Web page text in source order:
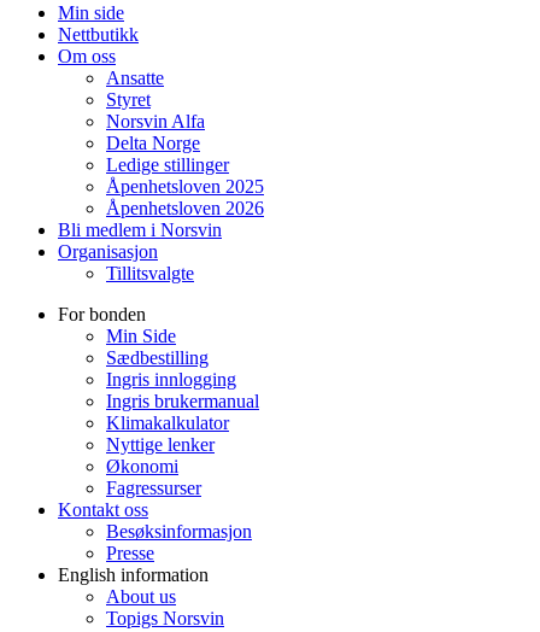
Min side
Nettbutikk
Om oss
Ansatte
Styret
Norsvin Alfa
Delta Norge
Ledige stillinger
Åpenhetsloven 2025
Åpenhetsloven 2026
Bli medlem i Norsvin
Organisasjon
Tillitsvalgte
For bonden
Min Side
Sædbestilling
Ingris innlogging
Ingris brukermanual
Klimakalkulator
Nyttige lenker
Økonomi
Fagressurser
Kontakt oss
Besøksinformasjon
Presse
English information
About us
Topigs Norsvin